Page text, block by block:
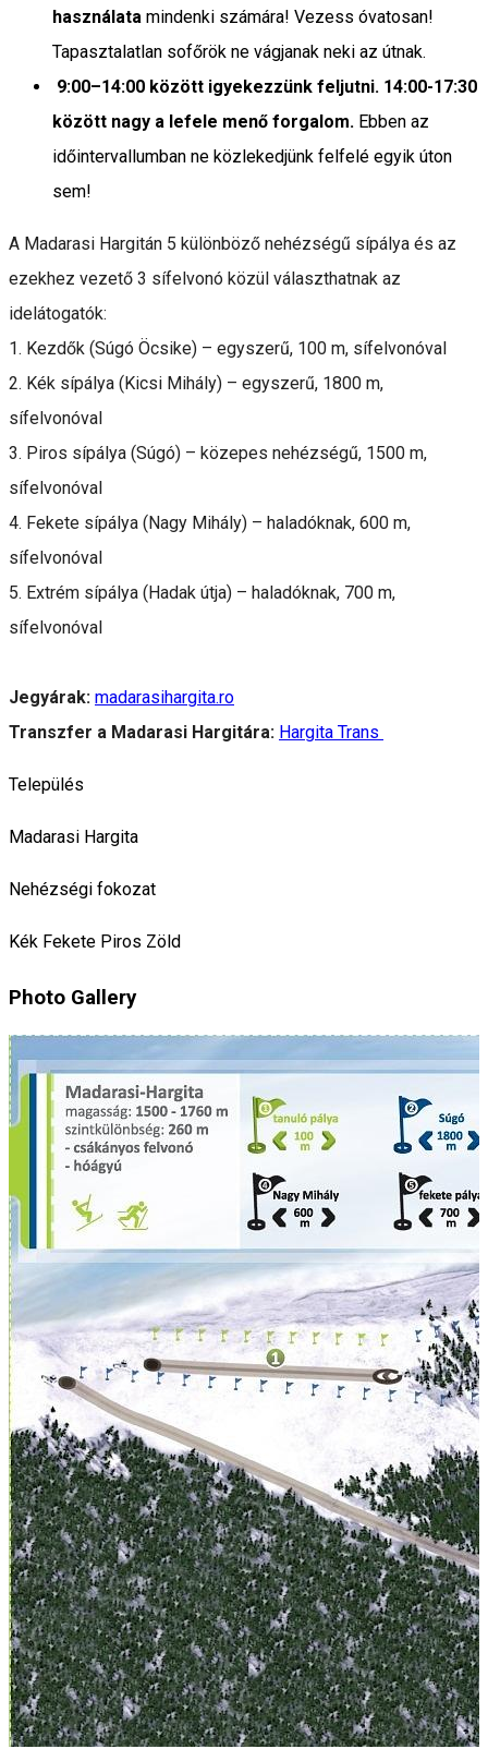
használata mindenki számára! Vezess óvatosan!
Tapasztalatlan sofőrök ne vágjanak neki az útnak.
9:00–14:00 között igyekezzünk feljutni. 14:00-17:30
között nagy a lefele menő forgalom. Ebben az
időintervallumban ne közlekedjünk felfelé egyik úton
sem!
A Madarasi Hargitán 5 különböző nehézségű sípálya és az
ezekhez vezető 3 sífelvonó közül választhatnak az
idelátogatók:
1. Kezdők (Súgó Öcsike) – egyszerű, 100 m, sífelvonóval
2. Kék sípálya (Kicsi Mihály) – egyszerű, 1800 m,
sífelvonóval
3. Piros sípálya (Súgó) – közepes nehézségű, 1500 m,
sífelvonóval
4. Fekete sípálya (Nagy Mihály) – haladóknak, 600 m,
sífelvonóval
5. Extrém sípálya (Hadak útja) – haladóknak, 700 m,
sífelvonóval
Jegyárak: madarasihargita.ro
Transzfer a Madarasi Hargitára: Hargita Trans
Település
Madarasi Hargita
Nehézségi fokozat
Kék Fekete Piros Zöld
Photo Gallery